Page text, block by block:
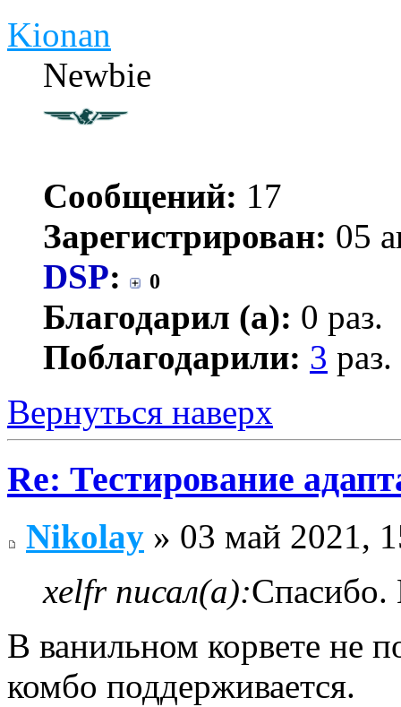
Kionan
Newbie
Сообщений: 17
Зарегистрирован: 05
DSP: 0
Благодарил (а): 0 раз.
Поблагодарили: 3 раз.
Вернуться наверх
Re: Тестирование
Nikolay » 03 май 2021,
xelfr писал(а):Спасибо.
В ванильном корвете не
комбо поддерживается.